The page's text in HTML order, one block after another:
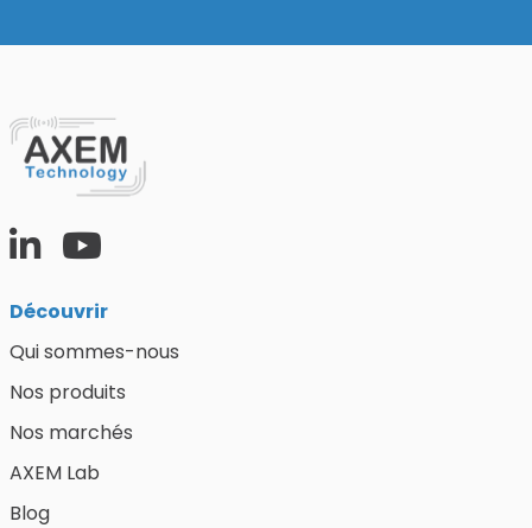
Découvrir
Qui sommes-nous
Nos produits
Nos marchés
AXEM Lab
Blog